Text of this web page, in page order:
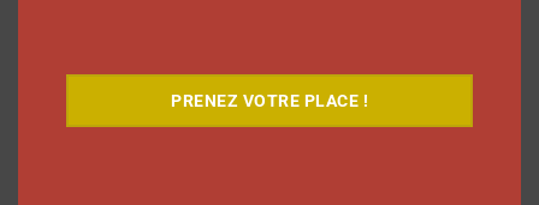
PRENEZ VOTRE PLACE !